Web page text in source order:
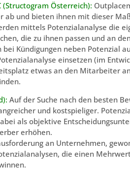
(Structogram Österreich):
und bieten ihnen mit dieser
mittels Potenzialanalyse die
die zu ihnen passen und an
Kündigungen neben Potenzial
einsetzen (im
etwas an den Mitarbeiter
Auf der Suche nach den besten
und kostspieliger.
als objektive
erhöhen.
an Unternehmen,
die einen